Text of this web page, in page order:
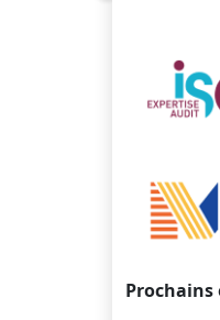
Prochains